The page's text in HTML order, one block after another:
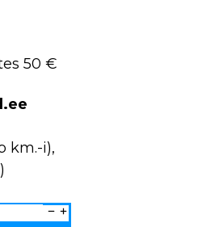
50 €
km.-i),